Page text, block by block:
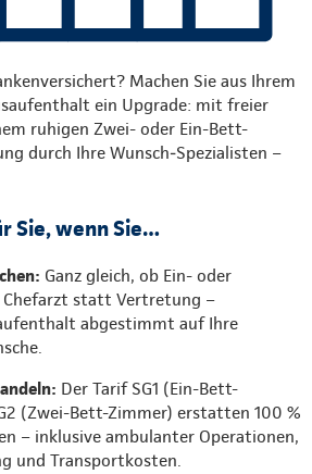
Machen Sie aus Ihrem
ein Upgrade: mit freier
ruhigen Zwei- oder Ein-Bett-
durch Ihre Wunsch‑Spezialisten –
Sie, wenn Sie…
Ganz gleich, ob Ein- oder
statt Vertretung –
abgestimmt auf Ihre
Der Tarif SG1 (Ein-Bett-
(Zwei-Bett-Zimmer) erstatten 100 %
– inklusive ambulanter Operationen,
und Transportkosten.